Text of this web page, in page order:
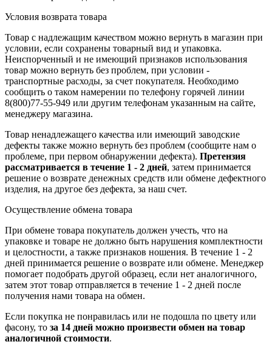
Условия возврата товара
Товар с надлежащим качеством можно вернуть в магазин при
условии, если сохранены товарный вид и упаковка.
Неиспорченный и не имеющий признаков использования
товар можно вернуть без проблем, при условии -
транспортные расходы, за счет покупателя. Необходимо
сообщить о таком намерении по телефону горячей линии
8(800)77-55-949 или другим телефонам указанным на сайте,
менеджеру магазина.
Товар ненадлежащего качества или имеющий заводские
дефекты также можно вернуть без проблем (сообщите нам о
проблеме, при первом обнаружении дефекта). Претензия
рассматривается в течение 1 - 2 дней, затем принимается
решение о возврате денежных средств или обмене дефектного
изделия, на другое без дефекта, за наш счет.
Осуществление обмена товара
При обмене товара покупатель должен учесть, что на
упаковке и товаре не должно быть нарушения комплектности
и целостности, а также признаков ношения. В течение 1 - 2
дней принимается решение о возврате или обмене. Менеджер
помогает подобрать другой образец, если нет аналогичного,
затем этот товар отправляется в течение 1 - 2 дней после
получения нами товара на обмен.
Если покупка не понравилась или не подошла по цвету или
фасону, то за 14 дней можно произвести обмен на товар
аналогичной стоимости.